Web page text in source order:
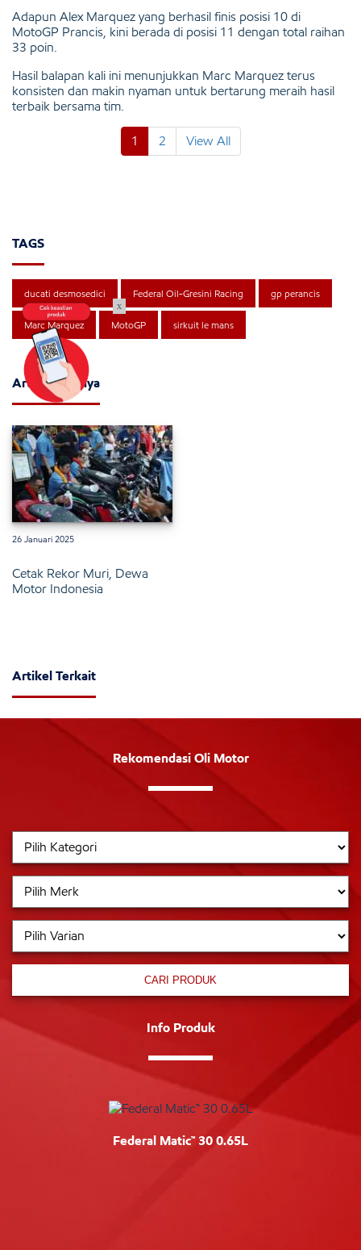
Adapun Alex Marquez yang berhasil finis posisi 10 di
MotoGP Prancis, kini berada di posisi 11 dengan total raihan
33 poin.
Hasil balapan kali ini menunjukkan Marc Marquez terus
konsisten dan makin nyaman untuk bertarung meraih hasil
terbaik bersama tim.
1 2 View All
TAGS
ducati desmosedici Federal Oil-Gresini Racing gp perancis
Marc Marquez MotoGP sirkuit le mans
Artikel Lainnya
26 Januari 2025
Cetak Rekor Muri, Dewa
Motor Indonesia
Artikel Terkait
Rekomendasi Oli Motor
CARI PRODUK
Info Produk
Federal Matic™ 30 0.65L
x